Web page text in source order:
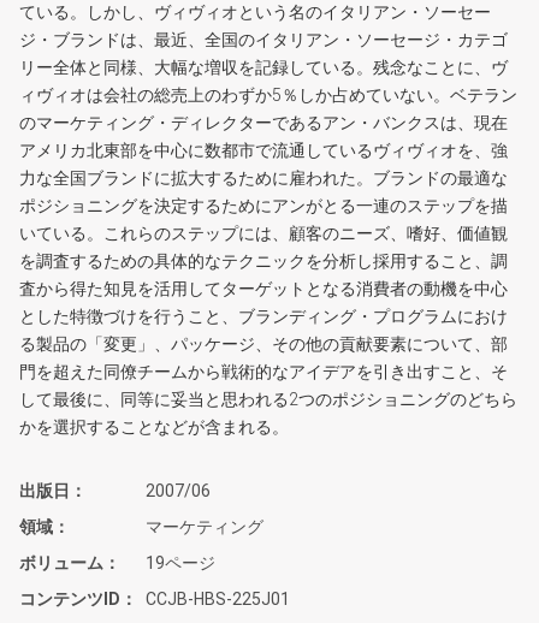
ている。しかし、ヴィヴィオという名のイタリアン・ソーセー
ジ・ブランドは、最近、全国のイタリアン・ソーセージ・カテゴ
リー全体と同様、大幅な増収を記録している。残念なことに、ヴ
ィヴィオは会社の総売上のわずか5％しか占めていない。ベテラン
のマーケティング・ディレクターであるアン・バンクスは、現在
アメリカ北東部を中心に数都市で流通しているヴィヴィオを、強
力な全国ブランドに拡大するために雇われた。ブランドの最適な
ポジショニングを決定するためにアンがとる一連のステップを描
いている。これらのステップには、顧客のニーズ、嗜好、価値観
を調査するための具体的なテクニックを分析し採用すること、調
査から得た知見を活用してターゲットとなる消費者の動機を中心
とした特徴づけを行うこと、ブランディング・プログラムにおけ
る製品の「変更」、パッケージ、その他の貢献要素について、部
門を超えた同僚チームから戦術的なアイデアを引き出すこと、そ
して最後に、同等に妥当と思われる2つのポジショニングのどちら
かを選択することなどが含まれる。
出版日
2007/06
領域
マーケティング
ボリューム
19ページ
コンテンツID
CCJB-HBS-225J01